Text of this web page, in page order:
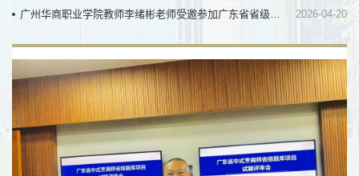
广州华商职业学院教师李绪彬老师受邀参加广东省省级题库项目试题审核工作 2026-04-20